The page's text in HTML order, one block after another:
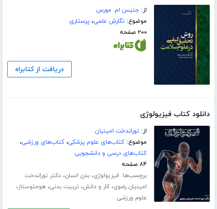
از:جنیس ام. مورس
موضوع:نگارش علمی،پرستاری
۲۰۰ صفحه
دریافت از کتابراه
دانلود کتاب فیزیولوژی
از:توراندخت امینیان
موضوع:کتاب‌های علوم پزشکی،کتاب‌های ورزشی،
کتاب‌های درسی و دانشجویی
۸۴ صفحه
برچسب‌ها: فیزیولوژی،بدن انسان،دکتر توراندخت
امینیان رضوی،کار و دانش، تربیت بدنی،هومئوستاز،
علوم ورزشی